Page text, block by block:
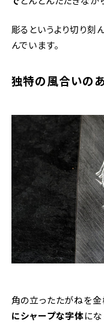
彫るというより切り刻
んでいます。
独特の風合いの
角の立ったたがねを金
にシャープな字体にな